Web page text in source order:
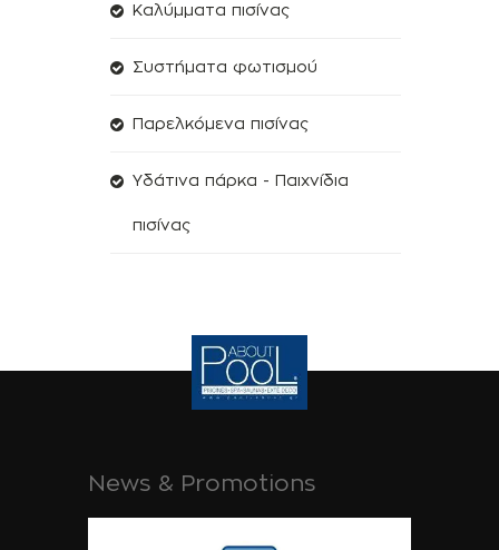
Kαλύμματα πισίνας
Συστήματα φωτισμού
Παρελκόμενα πισίνας
Υδάτινα πάρκα - Παιχνίδια
πισίνας
News & Promotions